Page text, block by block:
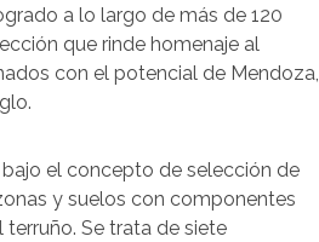
a lo largo de más de 120
que rinde homenaje al
con el potencial de Mendoza,
el concepto de selección de
y suelos con componentes
Se trata de siete